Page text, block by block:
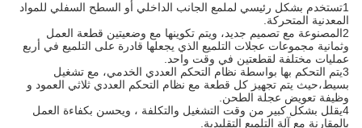
1تستخدم بشكل رئيسي لملمع الجانب الداخلي أو السطح السفلي للمواد
المعدنية المتحركة.
2المصنوعة مع تصميم جديد، ويتم تكوينها مع وضعيتين قطعة العمل
وثمانية مجموعات عجلات التلميع الذي يجعلها قادرة على التلميع في أربع
عمليات مختلفة لقطعتين في وقت واحد.
3يتم التحكم بها بواسطة نظام التحكم العددي الخدمي، مع تشغيل
بسيط،حيث يتم تجهيز كل قطعة مع نظام التحكم العددي ثلاثي العمود و
وظيفة تعويض عجلة الطحن.
4يقلل بشكل كبير من وقت التشغيل والتكلفة ، ويحسن بكفاءة العمل
بالمقارنة مع آلة التلميع التقليدية.